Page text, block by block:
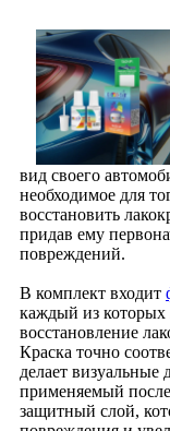
вид своего
необходимое для
восстановить
придав ему
повреждений.
В комплект входит
каждый из которых
восстановление
Краска точно
делает
применяемый
защитный слой,